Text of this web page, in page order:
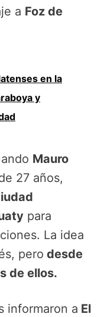
a Foz de
en la
y
Mauro
27 años,
para
La idea
pero desde
de ellos.
informaron a El